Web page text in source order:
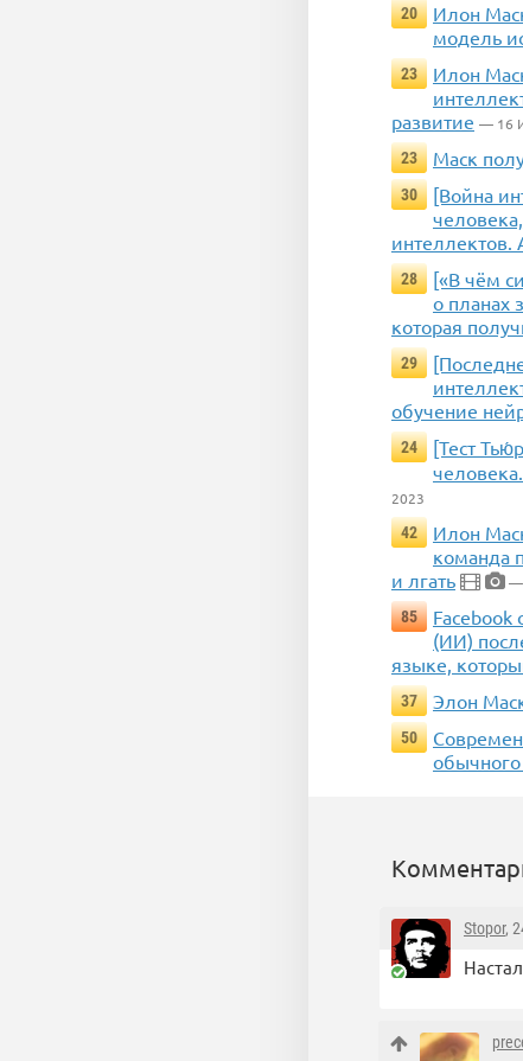
20
Илон
модель
23
Илон
развитие — 16
23
Маск
30
[Война
интеллектов.
28
[«В чём
о планах
которая
29
обучение
24
[Тест
2023
42
Илон
команда
и лгать
—
85
Facebook
(ИИ)
языке,
37
Элон
50
Stopor,